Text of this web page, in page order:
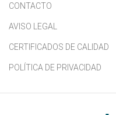
CONTACTO
AVISO LEGAL
CERTIFICADOS DE CALIDAD
POLÍTICA DE PRIVACIDAD